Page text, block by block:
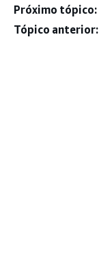
Próximo tópico:
Tópico anterior: